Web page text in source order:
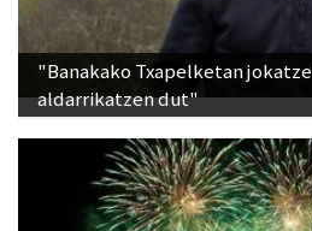
"Banakako Txapelketan
aldarrikatzen dut"